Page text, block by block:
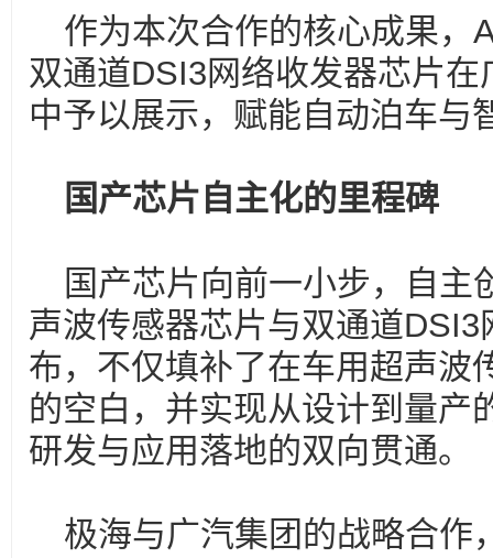
作为本次合作的核心成果，
双通道DSI3网络收发器芯片
中予以展示，赋能自动泊车与
国产芯片自主化的里程碑
国产芯片向前一小步，自主
声波传感器芯片与双通道
布，不仅填补了在车用超声波
的空白，并实现从设计到量产
研发与应用落地的双向贯通。
极海与广汽集团的战略合作